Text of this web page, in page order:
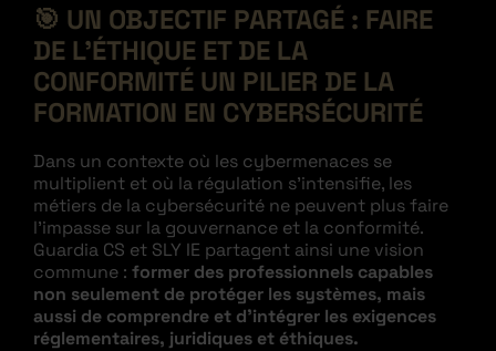
🎯 UN OBJECTIF PARTAGÉ : FAIRE
DE L’ÉTHIQUE ET DE LA
CONFORMITÉ UN PILIER DE LA
FORMATION EN CYBERSÉCURITÉ
Dans un contexte où les cybermenaces se
multiplient et où la régulation s’intensifie, les
métiers de la cybersécurité ne peuvent plus faire
l’impasse sur la gouvernance et la conformité.
Guardia CS et SLY IE partagent ainsi une vision
commune : former des professionnels capables
non seulement de protéger les systèmes, mais
aussi de comprendre et d’intégrer les exigences
réglementaires, juridiques et éthiques.